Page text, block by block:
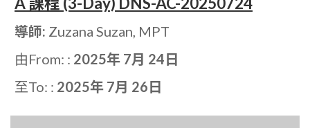
導師: Zuzana Suzan, MPT
由From: : 2025年 7月 24日
至To: : 2025年 7月 26日